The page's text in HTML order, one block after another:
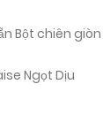
Bột chiên giòn
Ngọt Dịu